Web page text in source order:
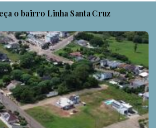
o bairro Linha Santa Cruz